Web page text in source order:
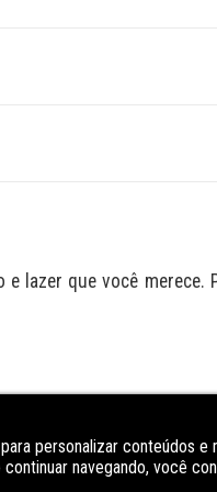
lazer que você merece.
Espaço
Piscina
personalizar conteúdos e
navegando, você